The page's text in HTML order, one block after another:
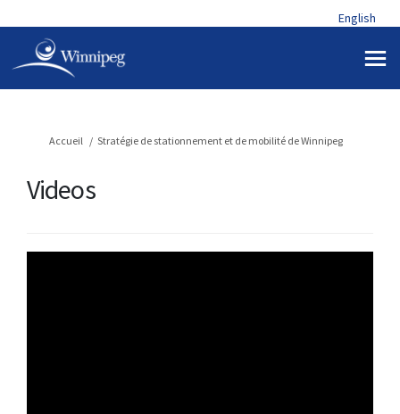
English
Vous êtes ici:Accueil Stratégie de stationnement et de mobilité de Winnipeg
Videos